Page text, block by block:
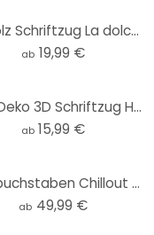
3D Holz Schriftzug La dolce Vita - modern - Mahagoni
ab 19,99 €
MDF-Deko 3D Schriftzug Heute ist ein guter Tag um glücklich zu sein - Natur
ab 15,99 €
Acrylbuchstaben Chillout Lounge
ab 49,99 €